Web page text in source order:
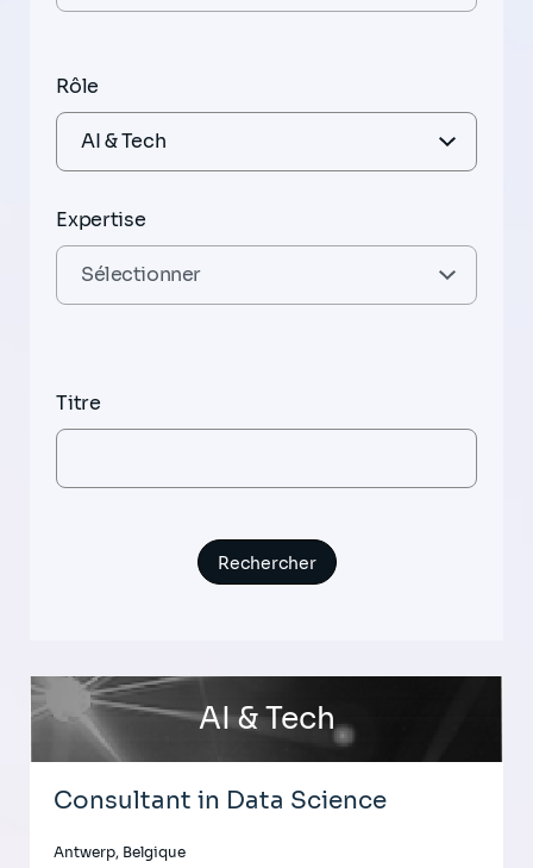
Rôle
Expertise
Titre
AI & Tech
Consultant in Data Science
Antwerp, Belgique